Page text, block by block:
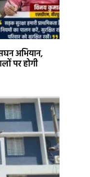
अभियान,
पर होगी